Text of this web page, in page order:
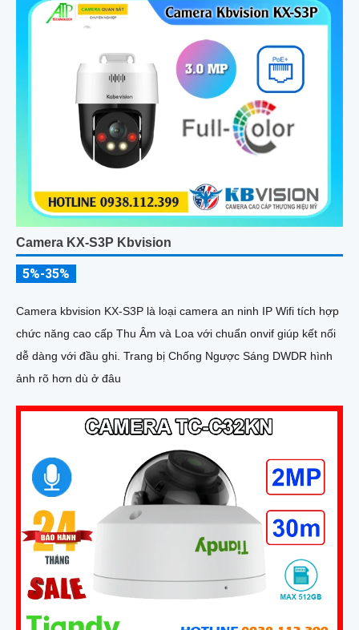
Camera KX-S3P Kbvision
5%-35%
Camera kbvision KX-S3P là loại camera an ninh IP Wifi tích hợp
chức năng cao cấp Thu Âm và Loa với chuẩn onvif giúp kết nối
dễ dàng với đầu ghi. Trang bị Chống Ngược Sáng DWDR hình
ảnh rõ hơn dù ở đâu